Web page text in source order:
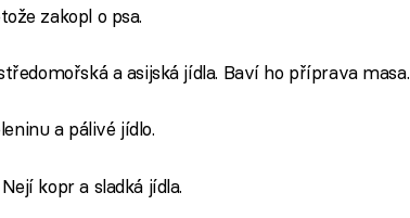
zakopl o psa.
a asijská jídla. Baví ho příprava masa.
a pálivé jídlo.
Nejí kopr a sladká jídla.